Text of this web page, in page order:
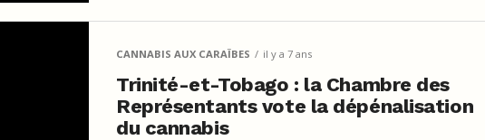
CANNABIS AUX CARAÏBES il y a 7 ans
Trinité-et-Tobago : la Chambre des
Représentants vote la dépénalisation
du cannabis